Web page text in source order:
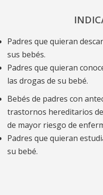
Padres que quieran
sus bebés.
Padres que quieran
las drogas de su bebé.
Bebés de padres con
trastornos hereditarios
de mayor riesgo de
Padres que quieran
su bebé.